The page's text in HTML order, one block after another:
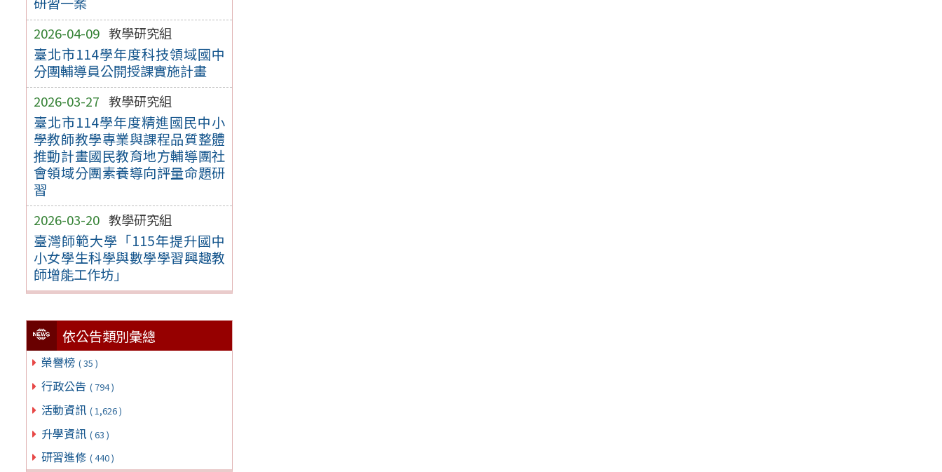
2026-04-09 教學研究組
臺北市114學年度科技領域國中
分團輔導員公開授課實施計畫
2026-03-27 教學研究組
臺北市114學年度精進國民中小
學教師教學專業與課程品質整體
推動計畫國民教育地方輔導團社
會領域分團素養導向評量命題研
習
2026-03-20 教學研究組
臺灣師範大學「115年提升國中
小女學生科學與數學學習興趣教
師增能工作坊」
依公告類別彙總
榮譽榜 ( 35 )
行政公告 ( 794 )
活動資訊 ( 1,626 )
升學資訊 ( 63 )
研習進修 ( 440 )